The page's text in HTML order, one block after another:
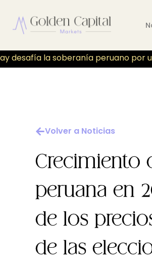
desafía la soberanía peruano por
Volver a Noticias
Crecimiento
peruana en
de los
de las